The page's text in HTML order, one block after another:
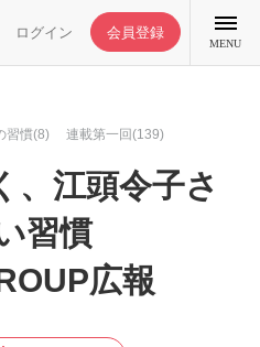
ログイン 会員登録
MENU
習慣(8) 連載第一回(139)
、江頭令子さ
習慣
広報